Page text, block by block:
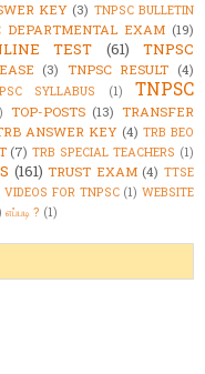
KEY (3) TNPSC BULLETIN
DEPARTMENTAL EXAM (19)
TEST (61)
TNPSC
(3) TNPSC RESULT (4)
SYLLABUS (1)
TNPSC
TOP-POSTS (13) TRANSFER
ANSWER KEY (4) TRB BEO
(7) TRB SPECIAL TEACHERS (1)
(161) TRUST EXAM (4) TTSE
VIDEOS FOR TNPSC (1) WEBSITE
எப்படி ? (1)